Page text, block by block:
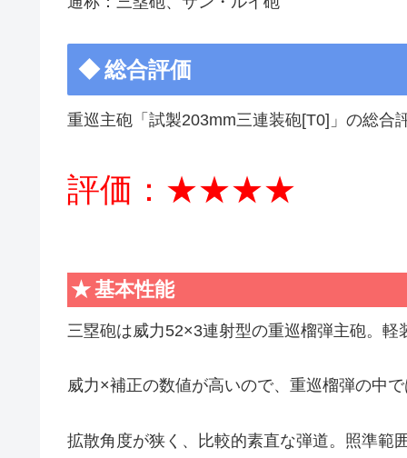
総合評価
重巡主砲「試製203mm三連装砲[T0]」の総合
評価：★★★★
基本性能
三塁砲は威力52×3連射型の重巡榴弾主砲。
威力×補正の数値が高いので、重巡榴弾の中
拡散角度が狭く、比較的素直な弾道。照準範